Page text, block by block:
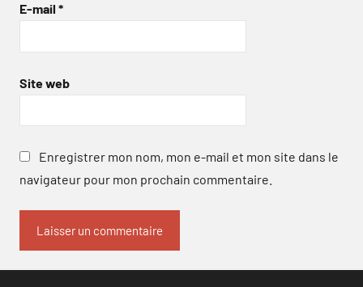
E-mail *
Site web
Enregistrer mon nom, mon e-mail et mon site dans le
navigateur pour mon prochain commentaire.